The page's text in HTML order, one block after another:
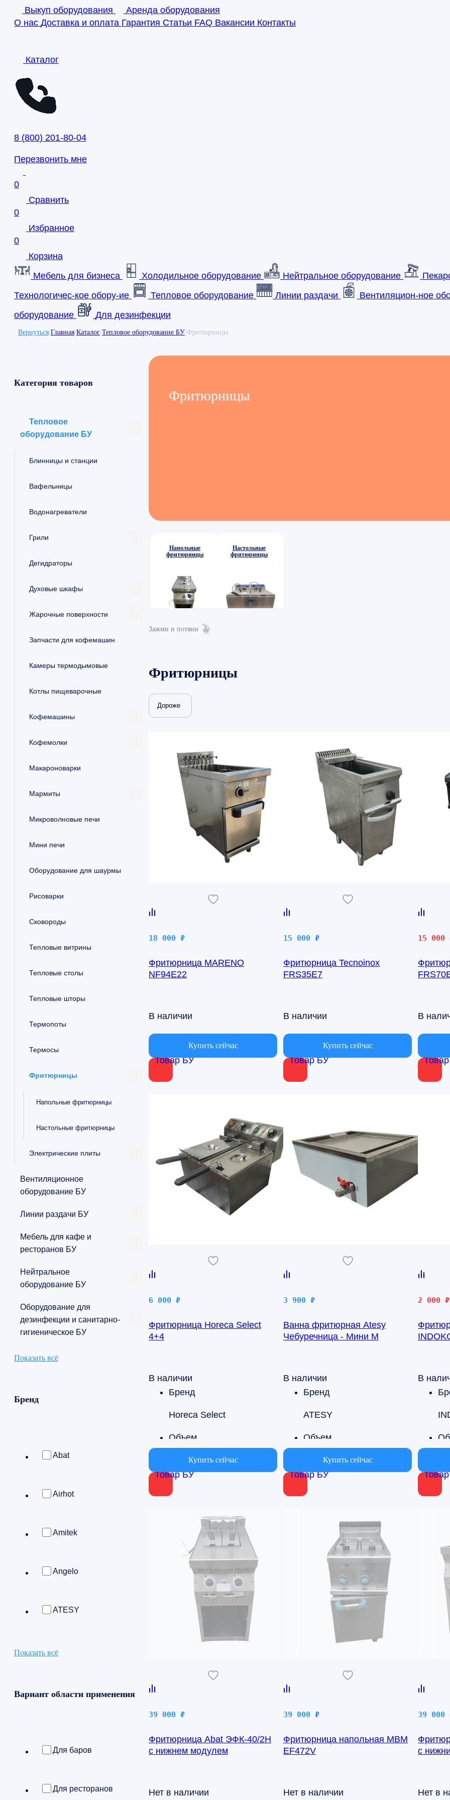
Выкуп оборудования
Аренда оборудования
О нас Доставка и оплата Гарантия Статьи FAQ Вакансии Контакты
Каталог
8 (800) 201-80-04
Перезвонить мне
0
Сравнить
0
Избранное
0
Корзина
Мебель для бизнеса
Холодильное оборудование Нейтральное оборудование
Технологичес-кое обору-ие
Тепловое оборудование Линии раздачи Вентиляцион-ное
оборудование
Для дезинфекции
Вернуться/Главная/Каталог/Тепловое оборудование БУ/Фритюрницы
Категория товаров
Тепловое
оборудование БУ
Блинницы и станции
Вафельницы
Водонагреватели
Грили
Дегидраторы
Духовые шкафы
Жарочные поверхности
Запчасти для кофемашин
Камеры термодымовые
Котлы пищеварочные
Кофемашины
Кофемолки
Макароноварки
Мармиты
Микроволновые печи
Мини печи
Оборудование для шаурмы
Рисоварки
Сковороды
Тепловые витрины
Тепловые столы
Тепловые шторы
Термопоты
Термосы
Фритюрницы
Напольные фритюрницы
Настольные фритюрницы
Электрические плиты
Вентиляционное
оборудование БУ
Линии раздачи БУ
Мебель для кафе и
ресторанов БУ
Нейтральное
оборудование БУ
Оборудование для
дезинфекции и санитарно-
гигиеническое БУ
Показать всё
Бренд
Abat
Airhot
Amitek
Angelo
ATESY
Показать всё
Вариант области применения
Для баров
Для ресторанов
Фритюрницы
Напольные
фритюрницы
Настольные
фритюрницы
Зажми и потяни
Фритюрницы
Дороже
Товар БУ
18 000 ₽
Фритюрница MARENO
NF94E22
В наличии
Купить сейчас
Товар БУ
15 000 ₽
Фритюрница Tecnoinox
FRS35E7
В наличии
Купить сейчас
27
15 000
Текущая
15
000 ₽.
В
Товар БУ
6 000 ₽
Фритюрница Horeca Select
4+4
В наличии
Бренд
Horeca Select
Объем
от 5 до 10л
Купить сейчас
Товар БУ
3 900 ₽
Ванна фритюрная Atesy
Чебуречница - Мини М
В наличии
Бренд
ATESY
Объем
от 10 до 15л
Купить сейчас
6
2 000 ₽
Текущая
2
000 ₽.
В
39 000 ₽
Фритюрница Abat ЭФК-40/2Н
с нижнем модулем
Нет в наличии
39 000 ₽
Фритюрница напольная MBM
EF472V
Нет в наличии
39 000
с
Нет в